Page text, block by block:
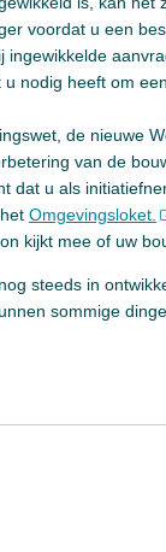
voordat u een
nodig heeft om
de nieuwe
van de
dat u als
Omgevingsloket.
kijkt mee of uw
steeds in
sommige